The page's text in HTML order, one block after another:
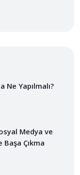
Ne Yapılmalı?
Medya ve
Başa Çıkma